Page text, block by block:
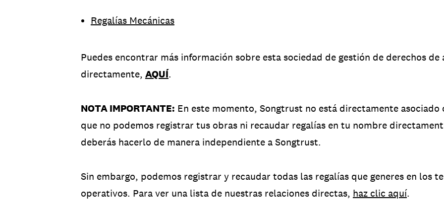
Regalías Mecánicas
Puedes encontrar más información sobre esta sociedad de gestión de derechos
directamente, AQUÍ.
NOTA IMPORTANTE: En este momento, Songtrust no está directamente asociado
que no podemos registrar tus obras ni recaudar regalías en tu nombre
deberás hacerlo de manera independiente a Songtrust.
Sin embargo, podemos registrar y recaudar todas las regalías que generes en los
operativos. Para ver una lista de nuestras relaciones directas, haz clic aquí.